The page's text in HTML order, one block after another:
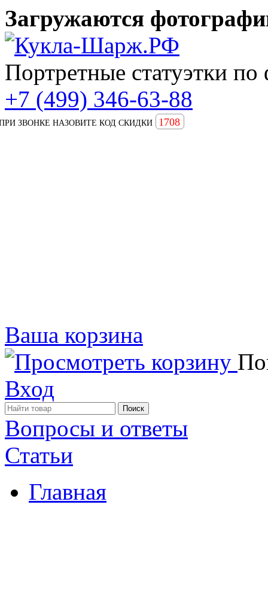
Загружаются
Портретные статуэтки по
+7 (499) 346-63-88
ЗВОНКЕ НАЗОВИТЕ КОД СКИДКИ 1708
Ваша корзина
Вход
Вопросы и ответы
Статьи
Главная